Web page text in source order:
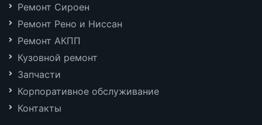
Ремонт Сироен
Ремонт Рено и Ниссан
Ремонт АКПП
Кузовной ремонт
Запчасти
Корпоративное обслуживание
Контакты